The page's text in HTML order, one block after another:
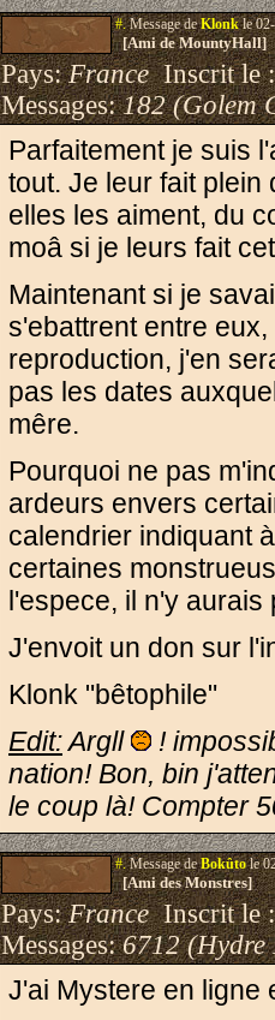
#.Message deKlonkle
[Ami de MountyHall]
Pays:FranceInscrit le
Messages:182 (Golem
Parfaitement je suis
tout. Je leur fait
elles les aiment, du
moâ si je leurs fait
Maintenant si je
s'ebattrent entre
reproduction, j'en
pas les dates
mêre.
Pourquoi ne pas
ardeurs envers
calendrier indiquant
certaines
l'espece, il n'y
J'envoit un don sur
Klonk "bêtophile"
Edit:Argll
!
nation! Bon, bin
le coup là! Compter
#.Message deBokûtole
[Ami des Monstres]
Pays:FranceInscrit le
Messages:6712 (Hydre
J'ai Mystere en ligne